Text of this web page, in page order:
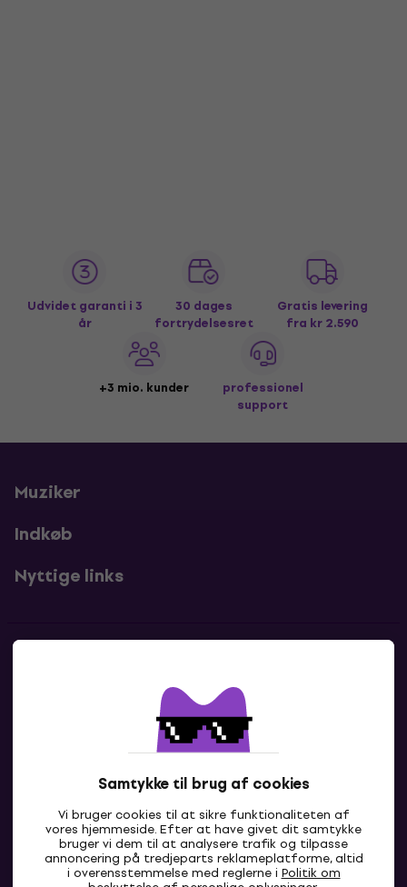
Samtykke til brug af cookies
Vi bruger cookies til at sikre funktionaliteten af
vores hjemmeside. Efter at have givet dit samtykke
bruger vi dem til at analysere trafik og tilpasse
annoncering på tredjeparts reklameplatforme, altid
i overensstemmelse med reglerne i Politik om
Udvidet garanti i 3
år
30 dages
fortrydelsesret
Gratis levering
fra kr 2.590
+3 mio. kunder
professionel
support
Muziker
Indkøb
Nyttige links
Kontakt os
DK